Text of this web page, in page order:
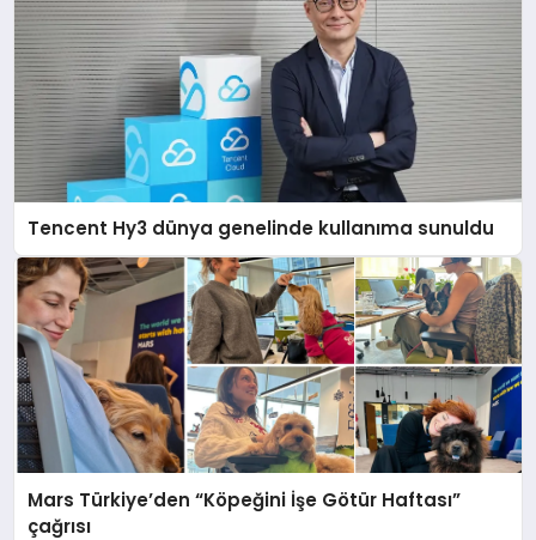
Tencent Hy3 dünya genelinde kullanıma sunuldu
Mars Türkiye’den “Köpeğini İşe Götür Haftası”
çağrısı